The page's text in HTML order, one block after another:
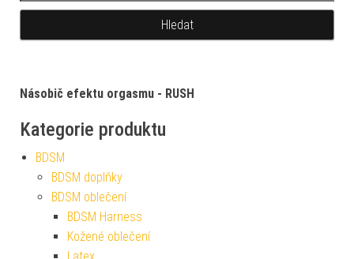
Násobič efektu orgasmu - RUSH
Kategorie produktu
BDSM
BDSM doplňky
BDSM oblečení
BDSM Harness
Kožené oblečení